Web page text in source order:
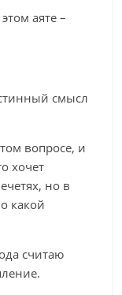
аяте –
смысл
вопросе, и
хочет
но в
какой
считаю